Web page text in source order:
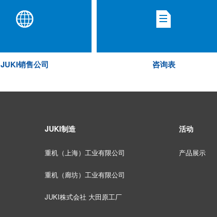
JUKI销售公司 咨询表
JUKI制造
重机（上海）工业有限公司
重机（廊坊）工业有限公司
JUKI株式会社 大田原工厂
活动
产品展示